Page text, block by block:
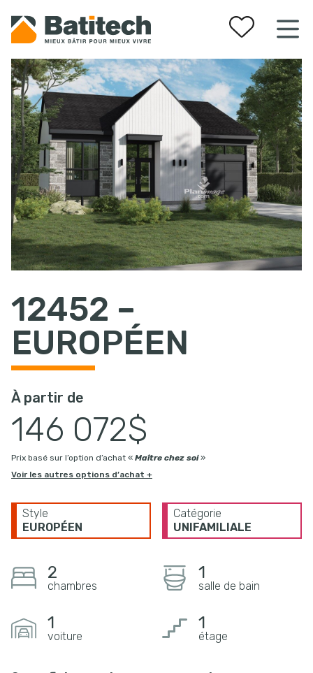
Vos favoris
12452 –
EUROPÉEN
À partir de
146 072$
Prix basé sur l’option d’achat « Maître chez soi»
Voir les autres options d’achat +
Style
EUROPÉEN
Catégorie
UNIFAMILIALE
2
chambres
1
salle de bain
1
voiture
1
étage